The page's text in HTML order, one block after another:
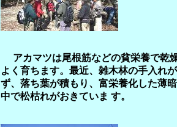
アカマツは尾根筋などの貧栄養で乾
よく育ちます。最近、雑木林の手入れ
ず、落ち葉が積もり、富栄養化した薄
中で松枯れがおきていま す。